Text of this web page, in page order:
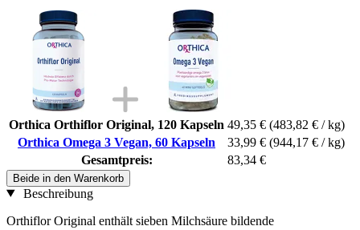
Orthica Orthiflor Original, 120 Kapseln 49,35 € (483,82 € / kg)
Orthica Omega 3 Vegan, 60 Kapseln
33,99 € (944,17 € / kg)
Gesamtpreis:
83,34 €
Beide in den Warenkorb
Beschreibung
Orthiflor Original enthält sieben Milchsäure bildende